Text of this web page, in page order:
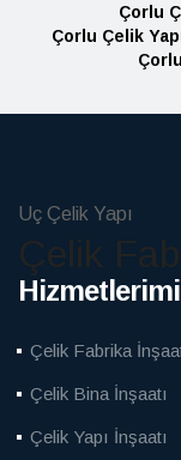
Çorlu
Çorlu Çelik
Uç Çelik Yapı
Çelik
Çelik Fabrika
Çelik Bina İnşaatı
Çelik Yapı İnşaatı